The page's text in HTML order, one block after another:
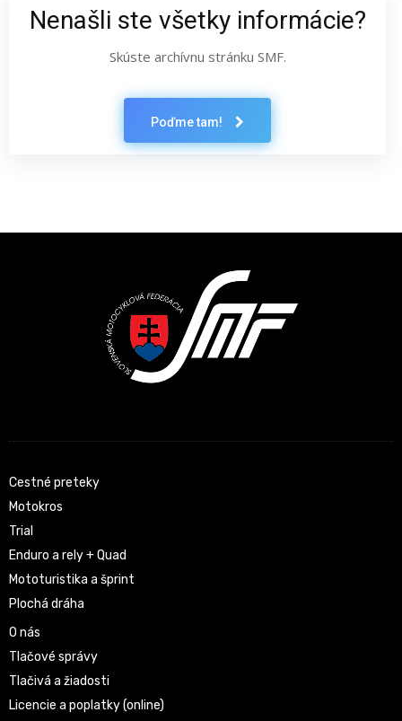
Nenašli ste všetky informácie?
Skúste archívnu stránku SMF.
Poďme tam!
Cestné preteky
Motokros
Trial
Enduro a rely + Quad
Mototuristika a šprint
Plochá dráha
O nás
Tlačové správy
Tlačivá a žiadosti
Licencie a poplatky (online)